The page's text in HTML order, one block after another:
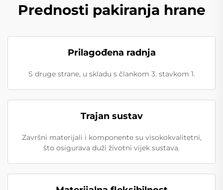
Prednosti pakiranja hrane
Prilagođena radnja
S druge strane, u skladu s člankom 3. stavkom 1.
Trajan sustav
Završni materijali i komponente su visokokvalitetni,
što osigurava duži životni vijek sustava.